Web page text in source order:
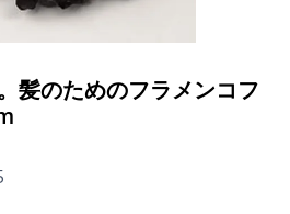
髪のためのフラメンコフ